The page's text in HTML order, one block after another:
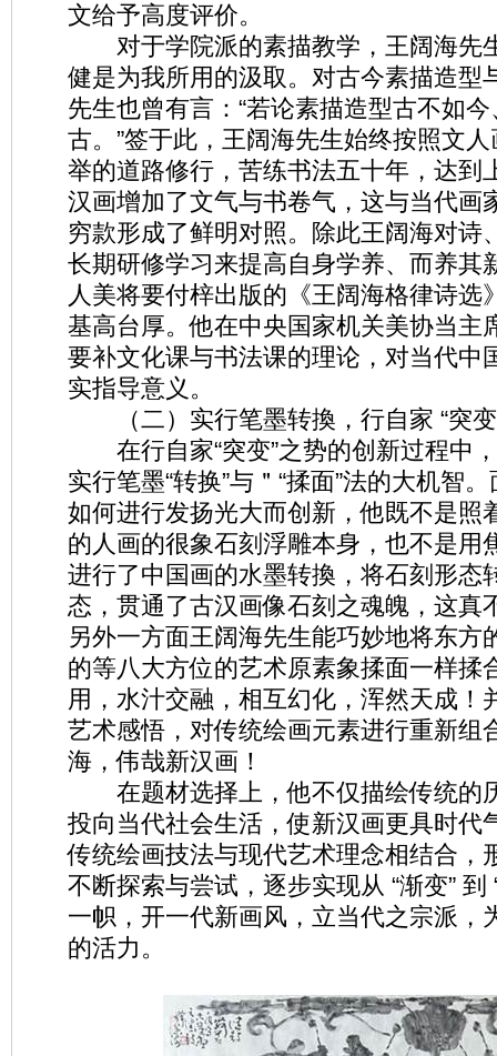
文给予高度评价。
对于学院派的素描教学，王阔海先
健是为我所用的汲取。对古今素描造型
先生也曾有言：“若论素描造型古不如
古。”签于此，王阔海先生始终按照文
举的道路修行，苦练书法五十年，达到
汉画增加了文气与书卷气，这与当代画
穷款形成了鲜明对照。除此王阔海对诗
长期研修学习来提高自身学养、而养其
人美将要付梓出版的《王阔海格律诗选
基高台厚。他在中央国家机关美协当主
要补文化课与书法课的理论，对当代中
实指导意义。
（二）实行笔墨转換，行自家 “突变
在行自家“突变”之势的创新过程中
实行笔墨“转换”与＂“揉面”法的大机智
如何进行发扬光大而创新，他既不是照
的人画的很象石刻浮雕本身，也不是用
进行了中国画的水墨转換，将石刻形态
态，贯通了古汉画像石刻之魂魄，这真
另外一方面王阔海先生能巧妙地将东方
的等八大方位的艺术原素象揉面一样揉
用，水汁交融，相互幻化，浑然天成！
艺术感悟，对传统绘画元素进行重新组
海，伟哉新汉画！
在题材选择上，他不仅描绘传统的
投向当代社会生活，使新汉画更具时代
传统绘画技法与现代艺术理念相结合，
不断探索与尝试，逐步实现从 “渐变” 到
一帜，开一代新画风，立当代之宗派，
的活力。